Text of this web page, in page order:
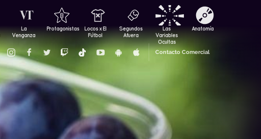
La
Venganza
Protagonistas
Locos x El
Fútbol
Segundos
Afuera
Las
Variables
Ocultas
Anatomía
Contacto Comercial